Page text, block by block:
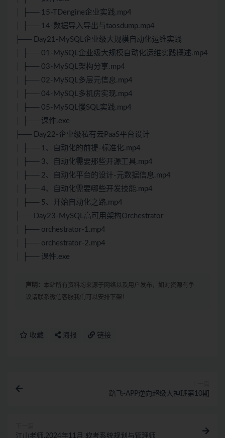
│ ├── 15-TDengine企业实践.mp4
│ ├── 14-数据导入导出与taosdump.mp4
├── Day21-MySQL企业级大规模自动化运维实践
│ ├── 01-MySQL企业级大规模自动化运维实践概述.mp4
│ ├── 03-MySQL架构分享.mp4
│ ├── 02-MySQL多层元信息.mp4
│ ├── 04-MySQL多机房实现.mp4
│ ├── 05-MySQL慢SQL实践.mp4
│ ├── 课件.exe
├── Day22-企业级私有云PaaS平台设计
│ ├── 1、自动化的前提-标准化.mp4
│ ├── 3、自动化需要那些开源工具.mp4
│ ├── 2、自动化平台的设计-元数据信息.mp4
│ ├── 4、自动化需要哪些开发技能.mp4
│ ├── 5、开始自动化之路.mp4
├── Day23-MySQL高可用架构Orchestrator
│ ├── orchestrator-1.mp4
│ ├── orchestrator-2.mp4
│ ├── 课件.exe
声明： 本站所有资料均来源于网络以及用户发布，如对资源有争
议请联系微信客服我们可以安排下架！
收藏 海报 链接
路飞-APP逆向超级大神班第10期
江山老师.2024年11月 软考系统规划与管理师